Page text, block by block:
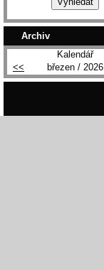
Archiv
Kalendář
<<
březen / 2026